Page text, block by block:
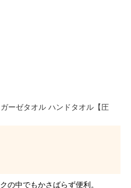
ーゼタオル ハンドタオル【圧
の中でもかさばらず便利。